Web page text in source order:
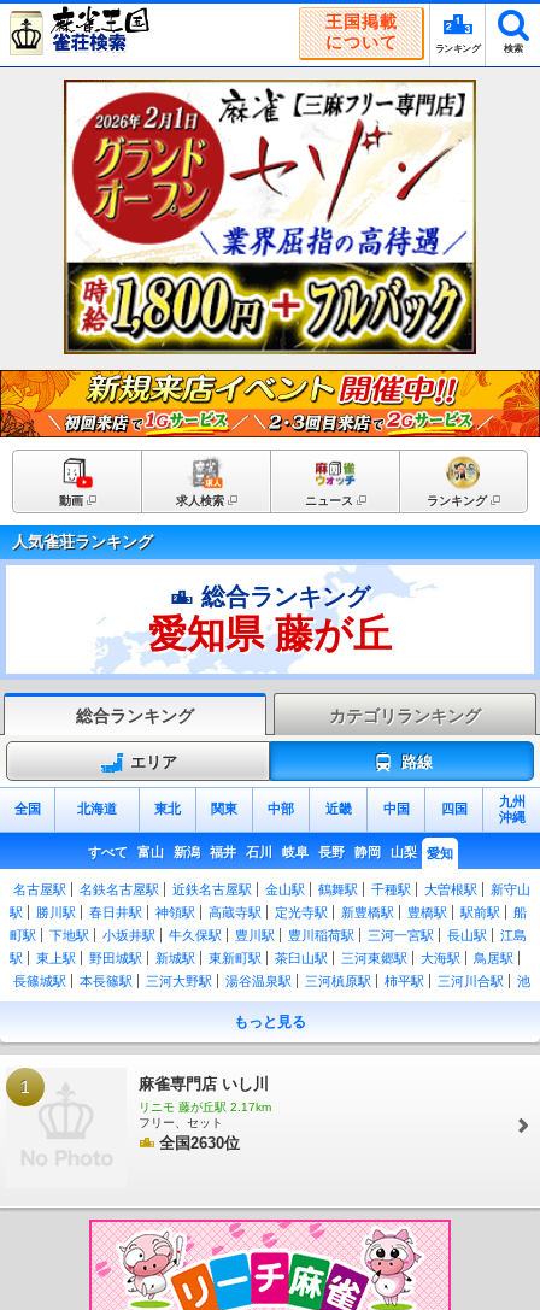
王国掲載
について
ランキング 検索
動画 求人検索 ニュース ランキング
人気雀荘ランキング
総合ランキング
愛知県 藤が丘
総合ランキング カテゴリランキング
エリア 路線
全国 北海道 東北 関東 中部 近畿 中国 四国
九州
沖縄
すべて 富山 新潟 福井 石川 岐阜 長野 静岡 山梨 愛知
名古屋駅 名鉄名古屋駅 近鉄名古屋駅 金山駅 鶴舞駅 千種駅 大曽根駅
新守山
駅
勝川駅 春日井駅 神領駅 高蔵寺駅 定光寺駅 新豊橋駅 豊橋駅 駅前駅
船
町駅
下地駅 小坂井駅 牛久保駅 豊川駅 豊川稲荷駅 三河一宮駅 長山駅
江島
駅
東上駅 野田城駅 新城駅 東新町駅 茶臼山駅 三河東郷駅 大海駅
鳥居駅
長篠城駅
本長篠駅 三河大野駅 湯谷温泉駅 三河槙原駅 柿平駅 三河川合駅
池
場駅
東栄駅 二川駅 西小坂井駅 愛知御津駅 三河大塚駅 三河三谷駅
蒲郡駅
三ケ根駅 幸田駅
城駅
東刈谷駅 刈谷駅 逢妻駅 大府駅 共和駅 大高駅 笠寺駅 熱田駅
尾頭橋
駅
枇杷島駅 稲沢駅 名鉄一宮駅
大高駅
相見駅 尾張森岡駅 緒川駅 石浜駅
成岩駅
武豊駅 八田駅 近鉄八田駅
伊奈駅 小田渕駅 国府駅 御油駅
藤川駅 美合駅
駅
有松駅 左京山駅 鳴海駅 本星崎駅 本笠寺駅 桜駅 呼続駅 堀田駅
神宮前
栄生駅 東枇杷島駅 西枇杷島駅 二ツ杁駅 新川橋駅 須ヶ口駅
新清洲駅 大里駅 奥田駅 国府宮駅 島氏永駅 妙興寺駅 今伊勢駅
新木曽川駅 黒田駅 木曽川堤駅 八幡駅 諏訪町駅 稲荷口駅 北安城駅
碧海古井駅 堀内公園駅 桜井駅 米津駅 桜町前駅 西尾口駅 西尾駅
もっと見る
1 麻雀専門店 いし川
リニモ 藤が丘駅 2.17km
フリー、セット
全国2630位